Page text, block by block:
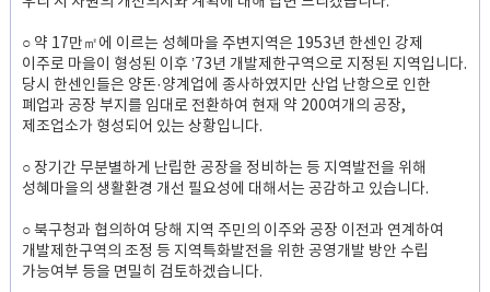
○ 약 17만㎡에 이르는 성혜마을 주변지역은 1953년 한센인 강제
이주로 마을이 형성된 이후 ’73년 개발제한구역으로 지정된 지역입니다.
당시 한센인들은 양돈·양계업에 종사하였지만 산업 난항으로 인한
폐업과 공장 부지를 임대로 전환하여 현재 약 200여개의 공장,
제조업소가 형성되어 있는 상황입니다.
○ 장기간 무분별하게 난립한 공장을 정비하는 등 지역발전을 위해
성혜마을의 생활환경 개선 필요성에 대해서는 공감하고 있습니다.
○ 북구청과 협의하여 당해 지역 주민의 이주와 공장 이전과 연계하여
개발제한구역의 조정 등 지역특화발전을 위한 공영개발 방안 수립
가능여부 등을 면밀히 검토하겠습니다.